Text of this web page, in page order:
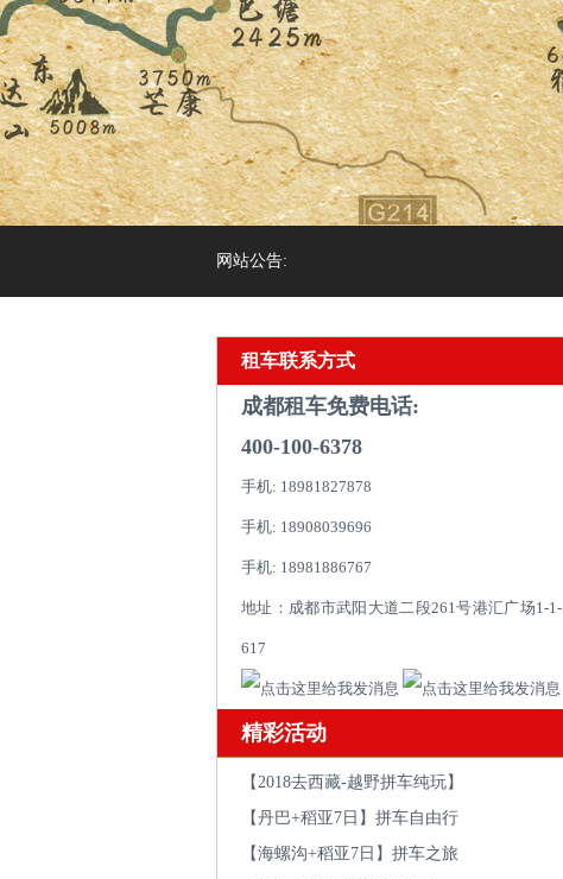
网站公告:
租车联系方式
成都租车免费电话:
400-100-6378
手机: 18981827878
手机: 18908039696
手机: 18981886767
地址：成都市武阳大道二段261号港汇广场1-1-
617
精彩活动
【2018去西藏-越野拼车纯玩】
【丹巴+稻亚7日】拼车自由行
【海螺沟+稻亚7日】拼车之旅